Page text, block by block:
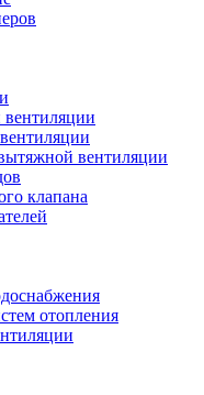
вентиляции
клапана
отопления